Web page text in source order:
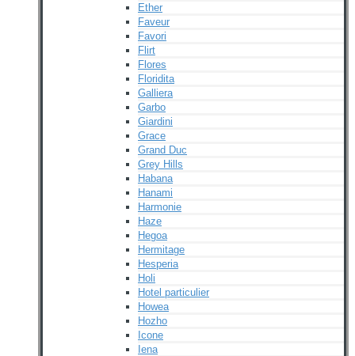
Ether
Faveur
Favori
Flirt
Flores
Floridita
Galliera
Garbo
Giardini
Grace
Grand Duc
Grey Hills
Habana
Hanami
Harmonie
Haze
Hegoa
Hermitage
Hesperia
Holi
Hotel particulier
Howea
Hozho
Icone
Iena